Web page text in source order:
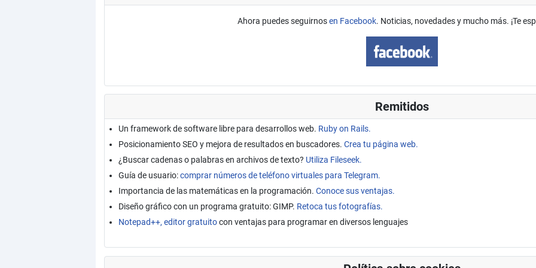
Ahora puedes seguirnosen Facebook. Noticias, novedades y mucho más. ¡Te
Remitidos
Un framework de software libre para desarrollos web. Ruby on Rails.
Posicionamiento SEO y mejora de resultados en buscadores. Crea tu página web.
¿Buscar cadenas o palabras en archivos de texto? Utiliza Fileseek.
Guía de usuario:comprar números de teléfono virtuales para Telegram.
Importancia de las matemáticas en la programación. Conoce sus ventajas.
Diseño gráfico con un programa gratuito: GIMP. Retoca tus fotografías.
Notepad++, editor gratuitocon ventajas para programar en diversos lenguajes